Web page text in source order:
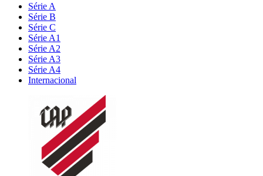
Série A
Série B
Série C
Série A1
Série A2
Série A3
Série A4
Internacional